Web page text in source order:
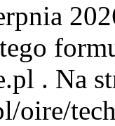
. Na
oire/